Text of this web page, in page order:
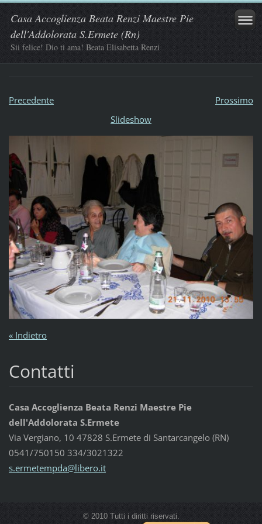
Casa Accoglienza Beata Renzi Maestre Pie
dell'Addolorata S.Ermete (Rn)
Sii felice! Dio ti ama! Beata Elisabetta Renzi
Precedente
Prossimo
Slideshow
« Indietro
Contatti
Casa Accoglienza Beata Renzi Maestre Pie
dell'Addolorata S.Ermete
Via Vergiano, 10 47828 S.Ermete di Santarcangelo (RN)
0541/750150 334/3021322
s.ermetempda@libero.it
© 2010 Tutti i diritti riservati.